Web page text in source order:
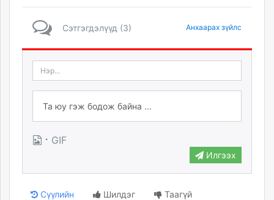
paparazzi.mn
unread.todayСэтгэгдэлүүд (3) Анхаарах зүйлс
· GIF
Илгээх
Сүүлийн Шилдэг Таагүй